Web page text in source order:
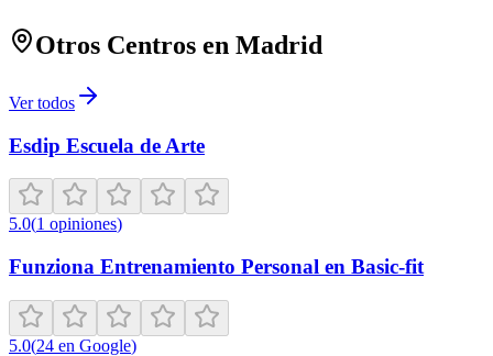
Otros Centros en Madrid
Ver todos
Esdip Escuela de Arte
5.0(1 opiniones)
Funziona Entrenamiento Personal en Basic-fit
5.0(24 en Google)